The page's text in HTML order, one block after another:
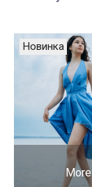
More
Новинка